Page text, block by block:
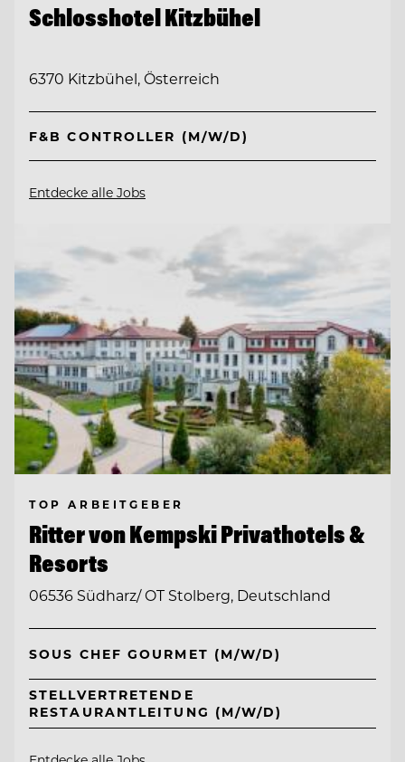
Schlosshotel Kitzbühel
6370 Kitzbühel, Österreich
F&B CONTROLLER (M/W/D)
Entdecke alle Jobs
TOP ARBEITGEBER
Ritter von Kempski Privathotels &
Resorts
06536 Südharz/ OT Stolberg, Deutschland
SOUS CHEF GOURMET (M/W/D)
STELLVERTRETENDE
RESTAURANTLEITUNG (M/W/D)